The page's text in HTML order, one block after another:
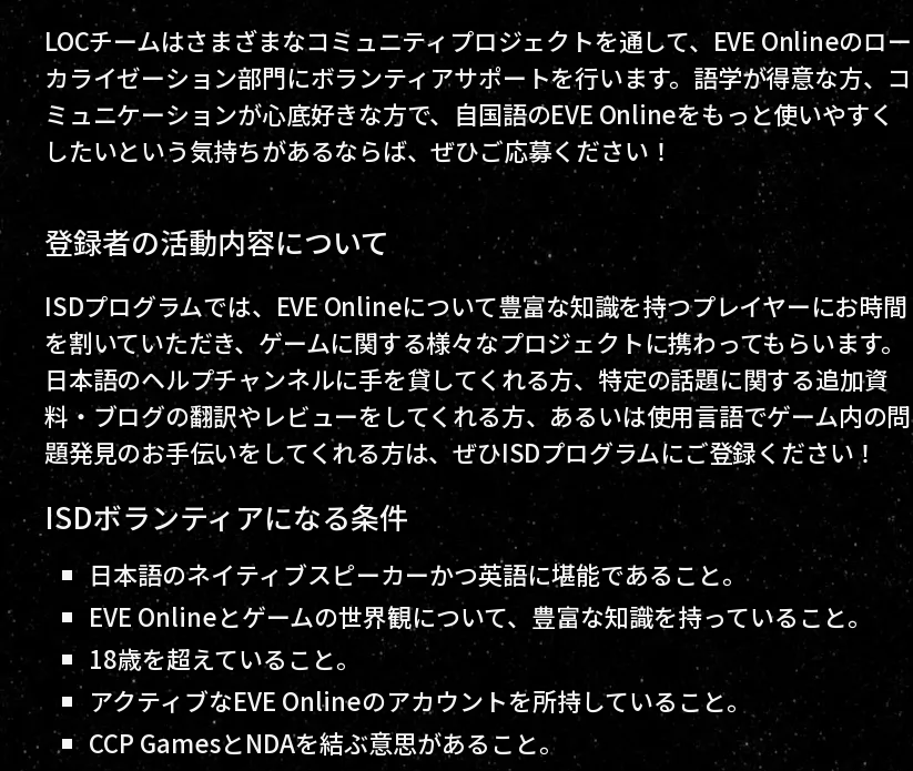
LOCチームはさまざまなコミュニティプロジェクトを通して、EVE Onlineのロー
カライゼーション部門にボランティアサポートを行います。語学が得意な方、コ
ミュニケーションが心底好きな方で、自国語のEVE Onlineをもっと使いやすく
したいという気持ちがあるならば、ぜひご応募ください！
登録者の活動内容について
ISDプログラムでは、EVE Onlineについて豊富な知識を持つプレイヤーにお時間
を割いていただき、ゲームに関する様々なプロジェクトに携わってもらいます。
日本語のヘルプチャンネルに手を貸してくれる方、特定の話題に関する追加資
料・ブログの翻訳やレビューをしてくれる方、あるいは使用言語でゲーム内の問
題発見のお手伝いをしてくれる方は、ぜひISDプログラムにご登録ください！
ISDボランティアになる条件
日本語のネイティブスピーカーかつ英語に堪能であること。
EVE Onlineとゲームの世界観について、豊富な知識を持っていること。
18歳を超えていること。
アクティブなEVE Onlineのアカウントを所持していること。
CCP GamesとNDAを結ぶ意思があること。